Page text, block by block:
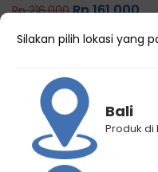
Barber Daily
Rp216.000 Rp161.000
3 Terjual
Silakan pilih lokasi yang
Bali
Produk di